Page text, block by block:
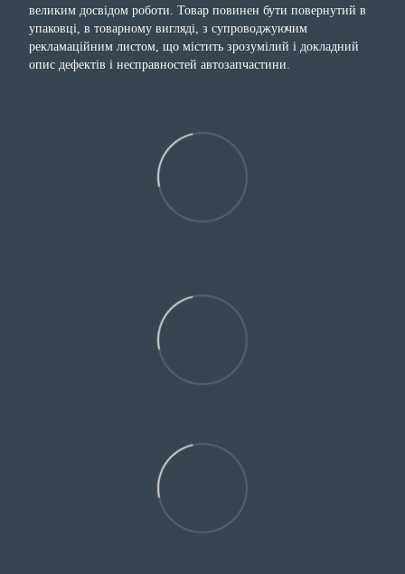
великим досвідом роботи. Товар повинен бути повернутий в
упаковці, в товарному вигляді, з супроводжуючим
рекламаційним листом, що містить зрозумілий і докладний
опис дефектів і несправностей автозапчастини.